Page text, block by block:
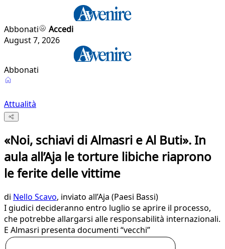
Abbonati
Accedi
August 7, 2026
Abbonati
Attualità
«Noi, schiavi di Almasri e Al Buti». In
aula all’Aja le torture libiche riaprono
le ferite delle vittime
di Nello Scavo, inviato all’Aja (Paesi Bassi)
I giudici decideranno entro luglio se aprire il processo,
che potrebbe allargarsi alle responsabilità internazionali.
E Almasri presenta documenti “vecchi”